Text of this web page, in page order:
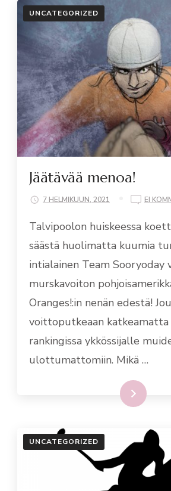
UNCATEGORIZED
Jäätävää menoa!
7 HELMIKUUN, 2021 EI
Talvipoolon huiskeessa
säästä huolimatta kuumia
intialainen Team Sooryoday
murskavoiton
Oranges!:in nenän edestä!
voittoputkeaan katkeamatta
rankingissa ykkössijalle
ulottumattomiin. Mikä …
Lue lisää
UNCATEGORIZED